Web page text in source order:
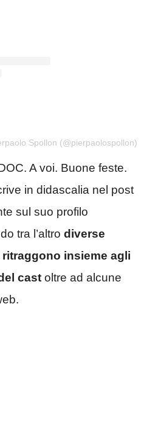
Spollon (@pierpaolospollon)
A voi. Buone feste.
in didascalia nel post
sul suo profilo
tra l’altro diverse
insieme agli
cast oltre ad alcune